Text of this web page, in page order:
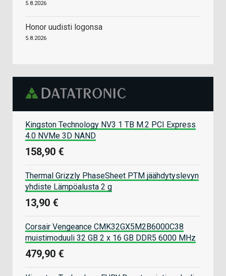
5.8.2026
Honor uudisti logonsa
5.8.2026
Kingston Technology NV3 1 TB M.2 PCI Express
4.0 NVMe 3D NAND
158,90 €
Thermal Grizzly PhaseSheet PTM jäähdytyslevyn
yhdiste Lämpöalusta 2 g
13,90 €
Corsair Vengeance CMK32GX5M2B6000C38
muistimoduuli 32 GB 2 x 16 GB DDR5 6000 MHz
479,90 €